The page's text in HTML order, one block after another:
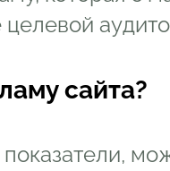
сайта?